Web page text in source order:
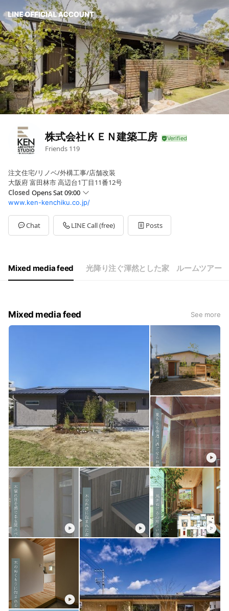
株式会社ＫＥＮ建築工房
Friends 119
注文住宅/リノベ/外構工事/店舗改装
大阪府 富田林市 高辺台1丁目11番12号
Closed Opens Sat 09:00
SunClosed
Mon09:00 - 18:00
Tue09:00 - 18:00
Wed09:00 - 18:00
Sat
09:00 - 18:00
日曜休業
www.ken-kenchiku.co.jp/
Chat LINE Call (free) Posts
Mixed media feed 光降り注ぐ渾然とした家 ルームツアー
Mixed media feed See more